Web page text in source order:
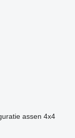
assen 4x4